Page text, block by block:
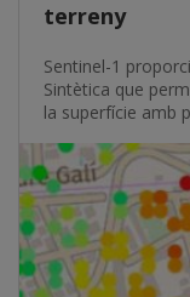
terreny
Sentinel-1
Sintètica que
la superfície amb